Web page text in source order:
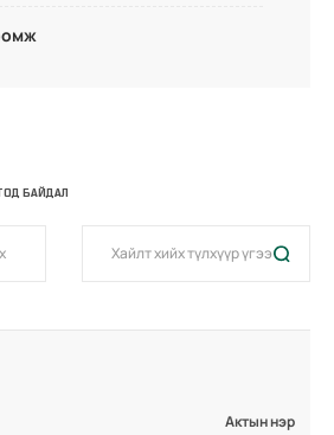
БАЙДАЛ
Актын нэр